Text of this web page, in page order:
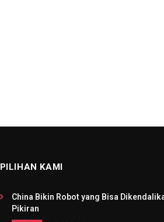
PILIHAN KAMI
China Bikin Robot yang Bisa
Pikiran